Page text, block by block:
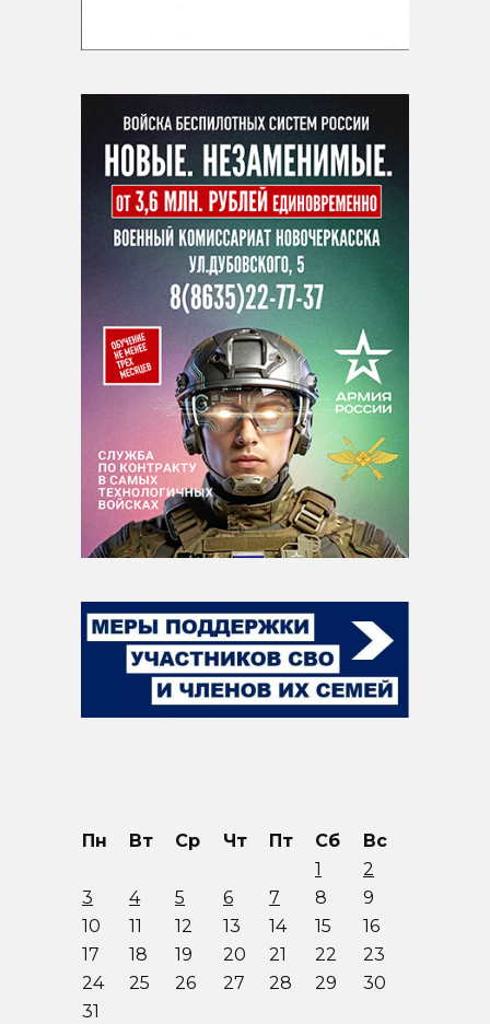
Пн Вт Ср Чт Пт Сб
Вс
1
2
3
4 5 6 7 8
9
10
11 12 13 14 15
16
17
18 19 20 21 22
23
24
25 26 27 28 29
30
31